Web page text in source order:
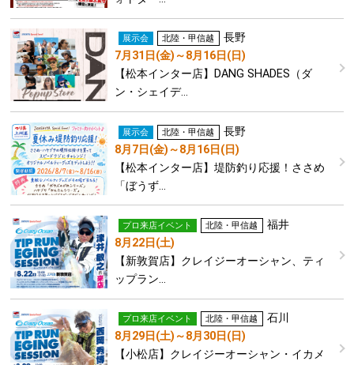
展示会 北陸・甲信越
長野
7月31日(金)～8月16日(日)
【松本インター店】DANG SHADES（ダ
ン・シェイデ…
展示会 北陸・甲信越
長野
8月7日(金)～8月16日(日)
【松本インター店】堤防釣り応援！ささめ
「ぼうず…
プロ来店イベント 北陸・甲信越
福井
8月22日(土)
【新敦賀店】クレイジーオーシャン、ティ
ップラン…
プロ来店イベント 北陸・甲信越
石川
8月29日(土)～8月30日(日)
【小松店】クレイジーオーシャン・イカメ